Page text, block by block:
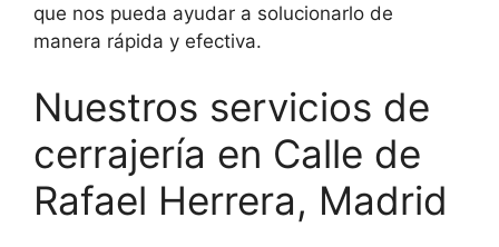
que nos pueda ayudar a solucionarlo de
manera rápida y efectiva.
Nuestros servicios de
cerrajería en Calle de
Rafael Herrera, Madrid